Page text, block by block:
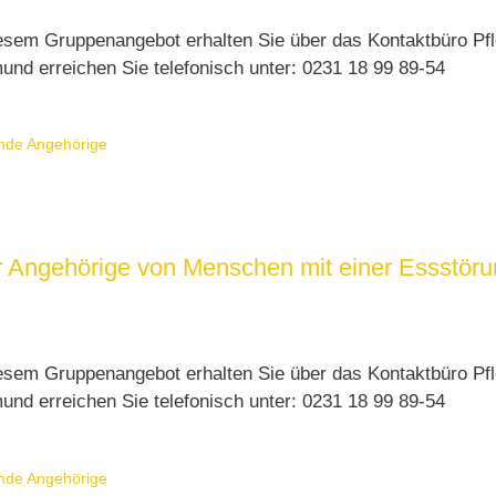
Gruppenangebot erhalten Sie über das Kontaktbüro
erreichen Sie telefonisch unter: 0231 18 99 89-54
Angehörige
von Menschen mit einer
Gruppenangebot erhalten Sie über das Kontaktbüro
erreichen Sie telefonisch unter: 0231 18 99 89-54
Angehörige